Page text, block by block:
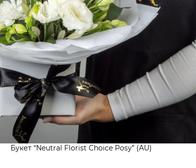
Букет “Neutral Florist Choice Posy” (AU)